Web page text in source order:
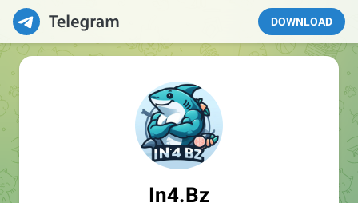
DOWNLOAD
In4.Bz